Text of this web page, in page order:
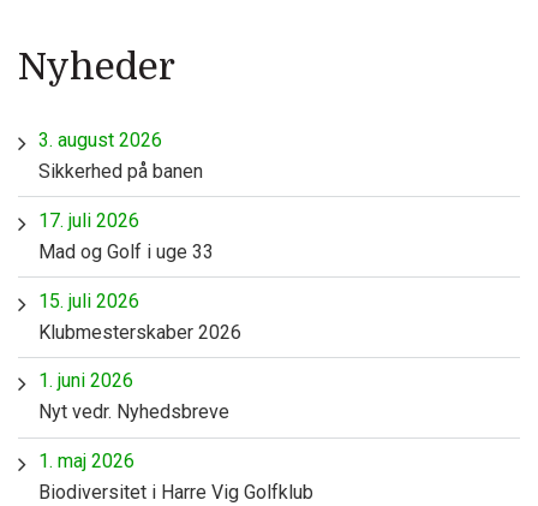
Nyheder
3. august 2026
Sikkerhed på banen
17. juli 2026
Mad og Golf i uge 33
15. juli 2026
Klubmesterskaber 2026
1. juni 2026
Nyt vedr. Nyhedsbreve
1. maj 2026
Biodiversitet i Harre Vig Golfklub